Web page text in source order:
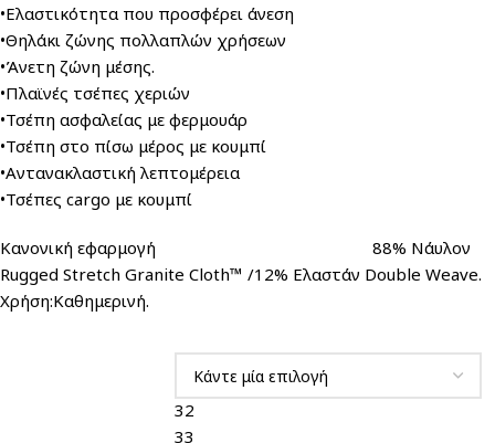
•Ελαστικότητα που προσφέρει άνεση
•Θηλάκι ζώνης πολλαπλών χρήσεων
•Άνετη ζώνη μέσης.
•Πλαϊνές τσέπες χεριών
•Τσέπη ασφαλείας με φερμουάρ
•Τσέπη στο πίσω μέρος με κουμπί
•Αντανακλαστική λεπτομέρεια
•Τσέπες cargo με κουμπί
Κανονική εφαρμογή 88% Νάυλον
Rugged Stretch Granite Cloth™ /12% Ελαστάν Double Weave.
Χρήση:Καθημερινή.
32
33